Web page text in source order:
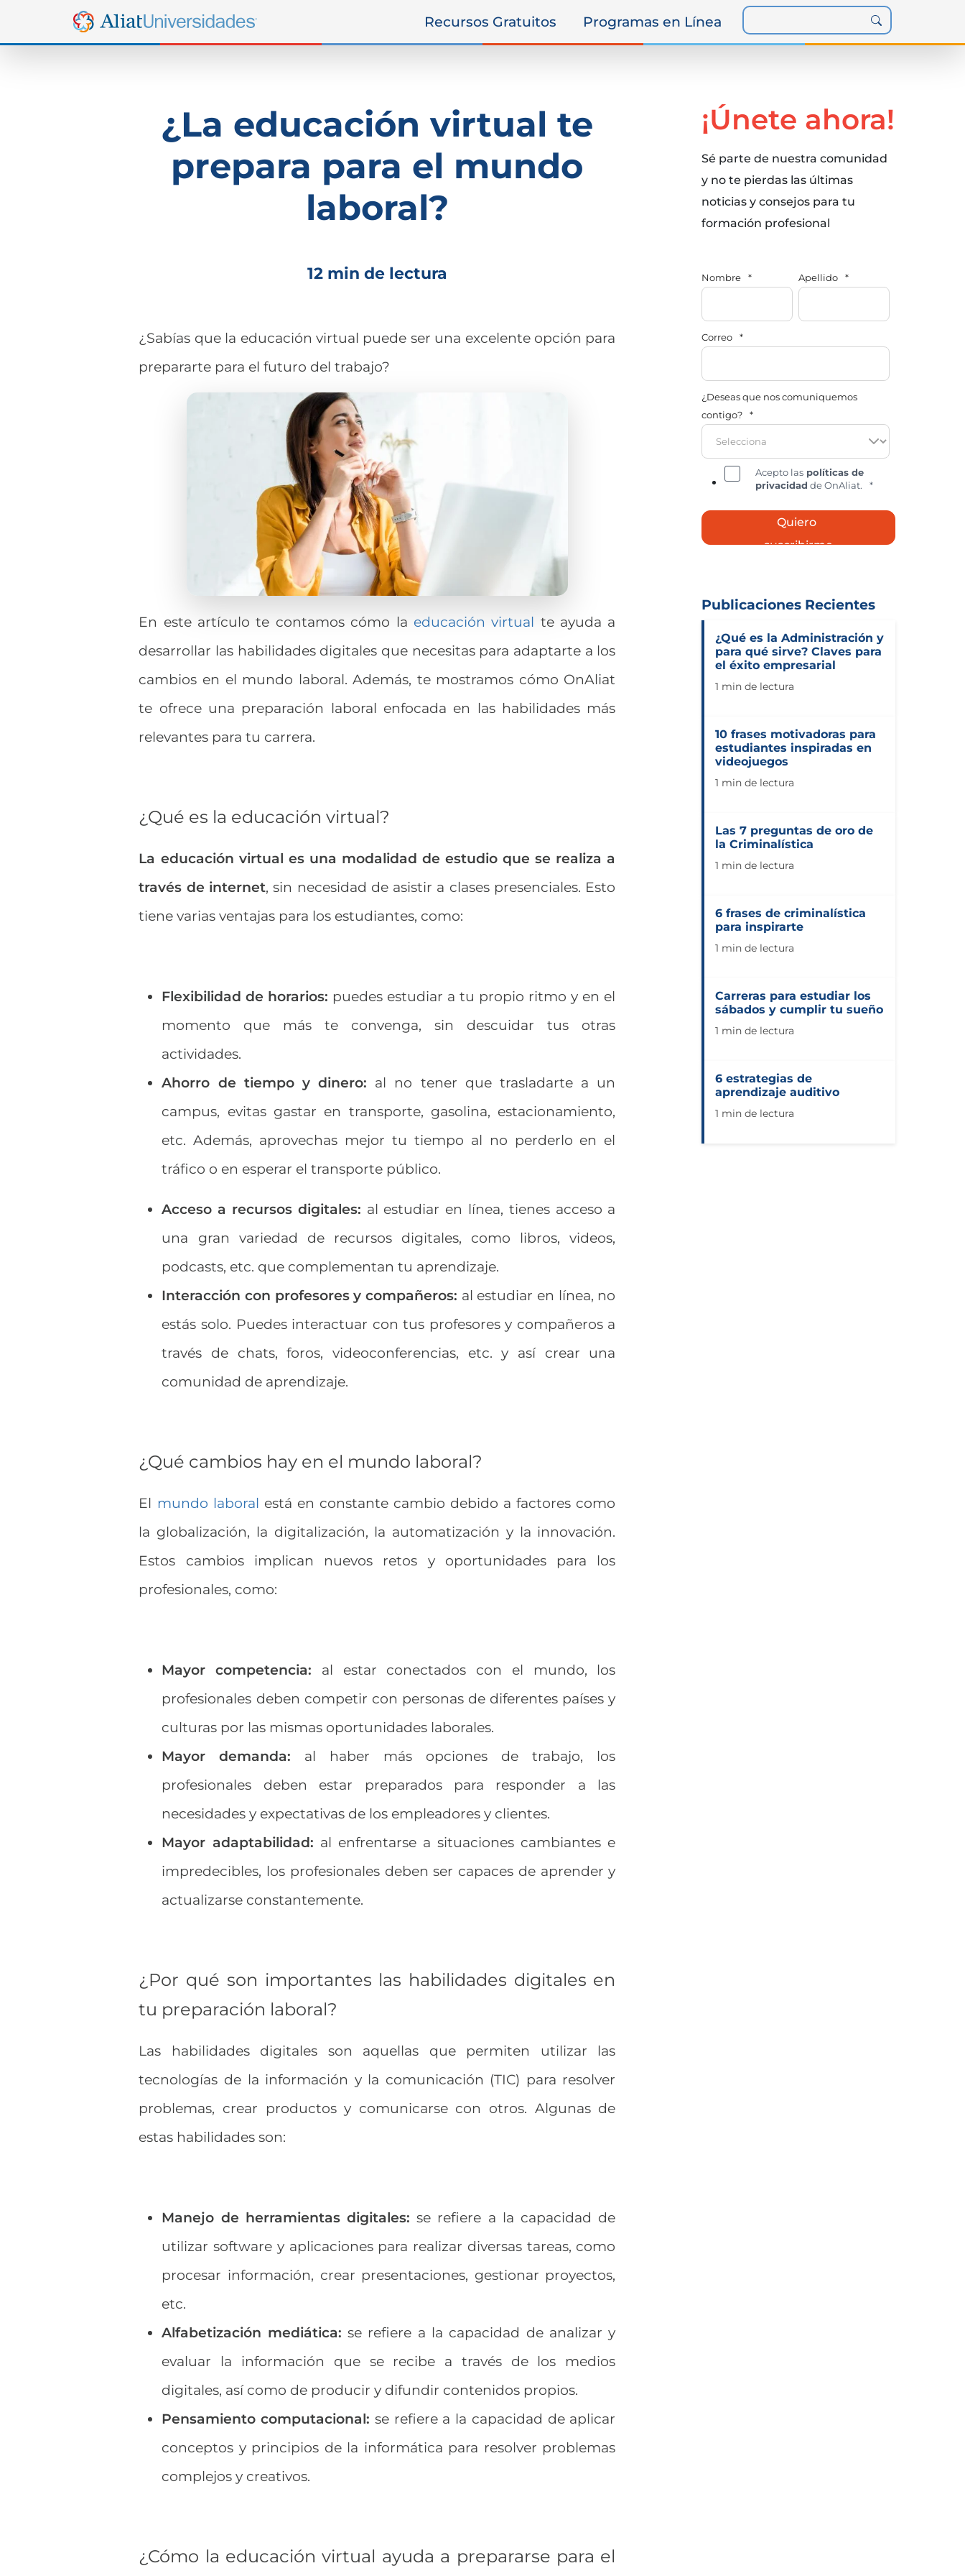
Recursos Gratuitos Programas en Línea
¿La educación virtual te
prepara para el mundo
laboral?
12 min de lectura
¿Sabías que la educación virtual puede ser una excelente opción para
prepararte para el futuro del trabajo?
En este artículo te contamos cómo la educación virtual te ayuda a
desarrollar las habilidades digitales que necesitas para adaptarte a los
cambios en el mundo laboral. Además, te mostramos cómo OnAliat
te ofrece una preparación laboral enfocada en las habilidades más
relevantes para tu carrera.
¿Qué es la educación virtual?
La educación virtual es una modalidad de estudio que se realiza a
través de internet, sin necesidad de asistir a clases presenciales. Esto
tiene varias ventajas para los estudiantes, como:
Flexibilidad de horarios: puedes estudiar a tu propio ritmo y en el
momento que más te convenga, sin descuidar tus otras
actividades.
Ahorro de tiempo y dinero: al no tener que trasladarte a un
campus, evitas gastar en transporte, gasolina, estacionamiento,
etc. Además, aprovechas mejor tu tiempo al no perderlo en el
tráfico o en esperar el transporte público.
Acceso a recursos digitales: al estudiar en línea, tienes acceso a
una gran variedad de recursos digitales, como libros, videos,
podcasts, etc. que complementan tu aprendizaje.
Interacción con profesores y compañeros: al estudiar en línea, no
estás solo. Puedes interactuar con tus profesores y compañeros a
través de chats, foros, videoconferencias, etc. y así crear una
comunidad de aprendizaje.
¿Qué cambios hay en el mundo laboral?
El mundo laboral está en constante cambio debido a factores como
la globalización, la digitalización, la automatización y la innovación.
Estos cambios implican nuevos retos y oportunidades para los
profesionales, como:
Mayor competencia: al estar conectados con el mundo, los
profesionales deben competir con personas de diferentes países y
culturas por las mismas oportunidades laborales.
Mayor demanda: al haber más opciones de trabajo, los
profesionales deben estar preparados para responder a las
necesidades y expectativas de los empleadores y clientes.
Mayor adaptabilidad: al enfrentarse a situaciones cambiantes e
impredecibles, los profesionales deben ser capaces de aprender y
actualizarse constantemente.
¿Por qué son importantes las habilidades digitales en
tu preparación laboral?
Las habilidades digitales son aquellas que permiten utilizar las
tecnologías de la información y la comunicación (TIC) para resolver
problemas, crear productos y comunicarse con otros. Algunas de
estas habilidades son:
Manejo de herramientas digitales: se refiere a la capacidad de
utilizar software y aplicaciones para realizar diversas tareas, como
procesar información, crear presentaciones, gestionar proyectos,
etc.
Alfabetización mediática: se refiere a la capacidad de analizar y
evaluar la información que se recibe a través de los medios
digitales, así como de producir y difundir contenidos propios.
Pensamiento computacional: se refiere a la capacidad de aplicar
conceptos y principios de la informática para resolver problemas
complejos y creativos.
¿Cómo la educación virtual ayuda a prepararse para el
¡Únete ahora!
Sé parte de nuestra comunidad
y no te pierdas las últimas
noticias y consejos para tu
formación profesional
Nombre * Apellido *
Correo *
¿Deseas que nos comuniquemos
contigo?
*
Acepto las políticas de
privacidad de OnAliat. *
Publicaciones Recientes
¿Qué es la Administración y
para qué sirve? Claves para
el éxito empresarial
1 min de lectura
10 frases motivadoras para
estudiantes inspiradas en
videojuegos
1 min de lectura
Las 7 preguntas de oro de
la Criminalística
1 min de lectura
6 frases de criminalística
para inspirarte
1 min de lectura
Carreras para estudiar los
sábados y cumplir tu sueño
1 min de lectura
6 estrategias de
aprendizaje auditivo
1 min de lectura